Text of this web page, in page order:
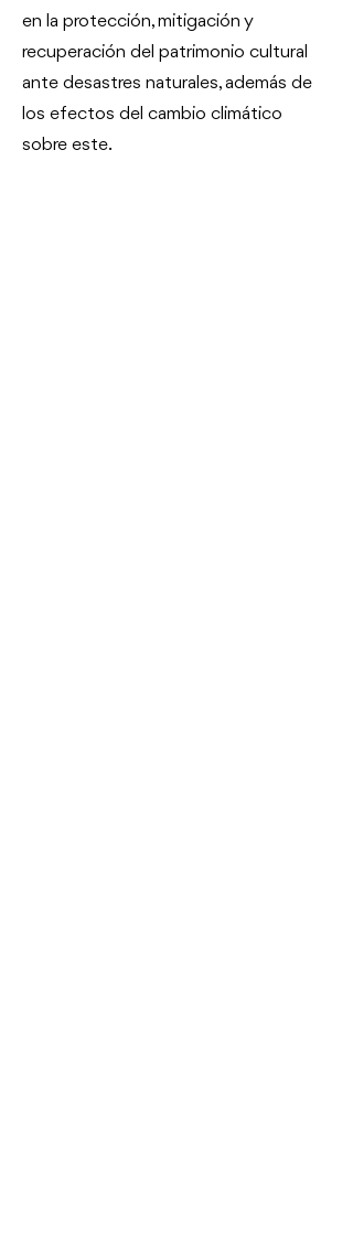
en la protección, mitigación y
recuperación del patrimonio cultural
ante desastres naturales, además de
los efectos del cambio climático
sobre este.